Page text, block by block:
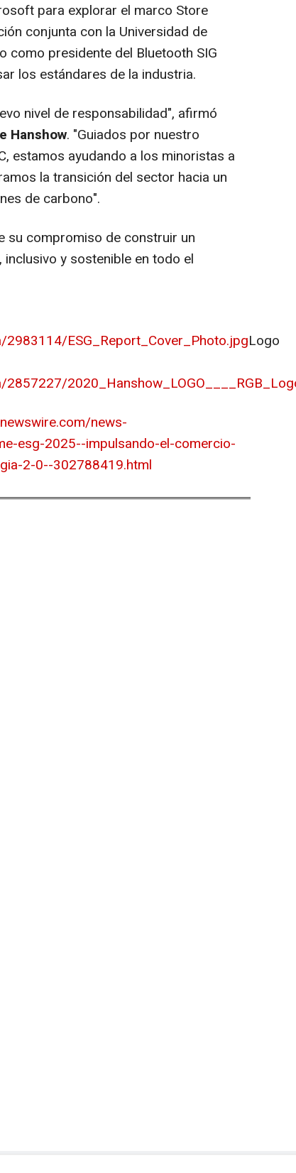
para explorar el marco Store
conjunta con la Universidad de
como presidente del Bluetooth SIG
los estándares de la industria.
nivel de responsabilidad", afirmó
Hanshow. "Guiados por nuestro
estamos ayudando a los minoristas a
la transición del sector hacia un
de carbono".
su compromiso de construir un
y sostenible en todo el
ESG_Report_Cover_Photo.jpgLogo
news-
esg-2025--impulsando-el-comercio-
2-0--302788419.html